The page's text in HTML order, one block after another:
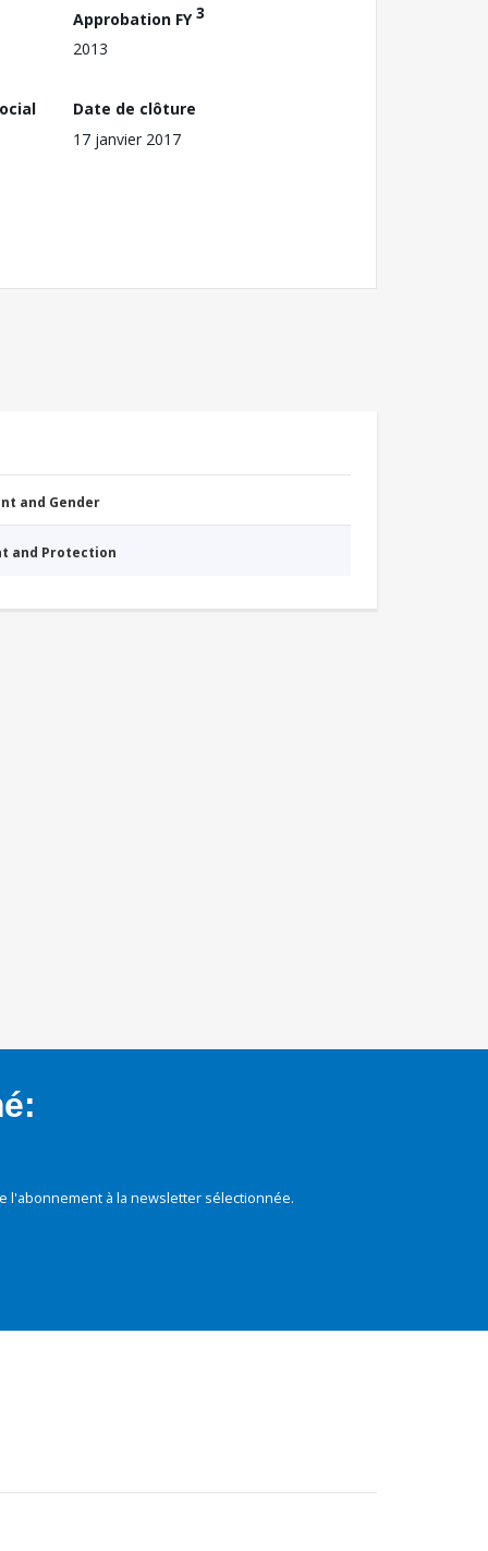
Approbation FY3
2013
Date de clôture
17 janvier 2017
and Gender
and Protection
à la newsletter sélectionnée.